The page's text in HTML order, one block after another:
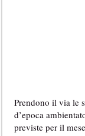
Prendono il via le
d’epoca
previste per il